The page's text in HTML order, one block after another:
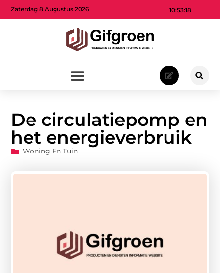
10:53:20
Zaterdag 8 Augustus 2026
De circulatiepomp en
het energieverbruik
Woning En Tuin